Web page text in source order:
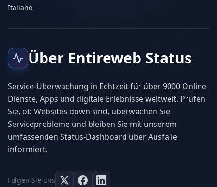
Italiano
Über Entireweb Status
Service-Überwachung in Echtzeit für über 9000 Online-
Dienste, Apps und digitale Erlebnisse weltweit. Prüfen
Sie, ob Websites down sind, überwachen Sie
Serviceprobleme und bleiben Sie mit unserem
umfassenden Status-Dashboard über Ausfälle
informiert.
Folgen Sie uns